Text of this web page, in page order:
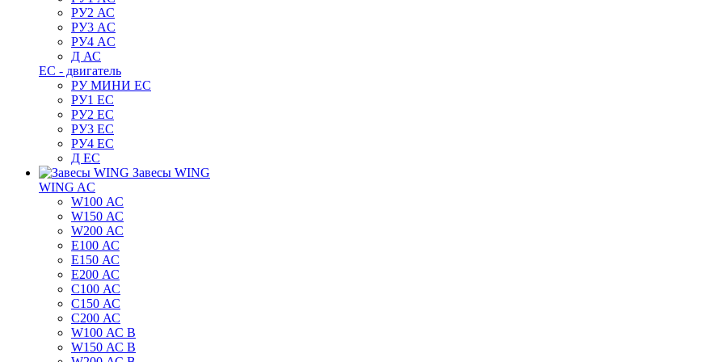
РУ2 АС
РУ3 AC
РУ4 AC
Д АС
ЕС - двигатель
РУ МИНИ EC
РУ1 EC
РУ2 EC
РУ3 EC
РУ4 EC
Д ЕС
Завесы WING
WING AC
W100 АС
W150 АС
W200 АС
E100 АС
E150 АС
E200 АС
C100 АС
C150 АС
C200 АС
W100 АС B
W150 АС B